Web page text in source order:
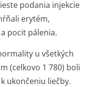
podania injekcie
erytém,
pocit pálenia.
u všetkých
(celkovo 1 780) boli
ukončeniu liečby.